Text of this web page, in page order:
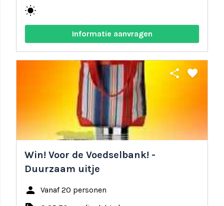
wb_sunny
Informatie aanvragen
share favorite
Win! Voor de Voedselbank! -
Duurzaam uitje
person Vanaf 20 personen